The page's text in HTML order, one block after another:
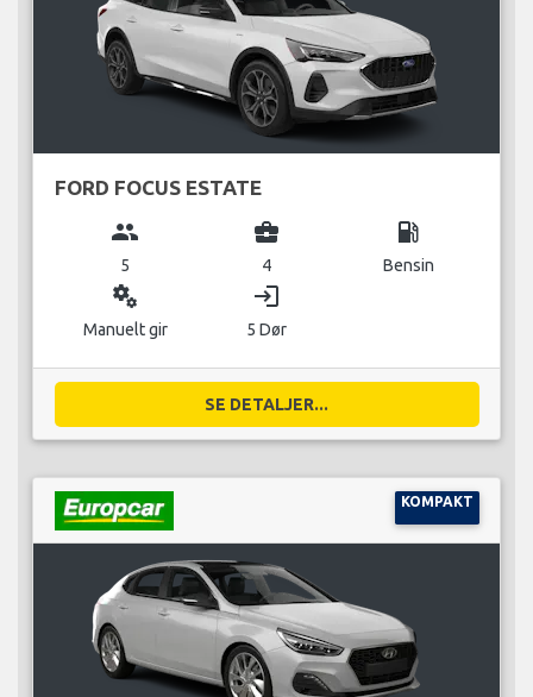
FORD FOCUS ESTATE
group
5
business_center
4
local_gas_station
Bensin
miscellaneous_services
Manuelt gir
login
5 Dør
SE DETALJER...
KOMPAKT